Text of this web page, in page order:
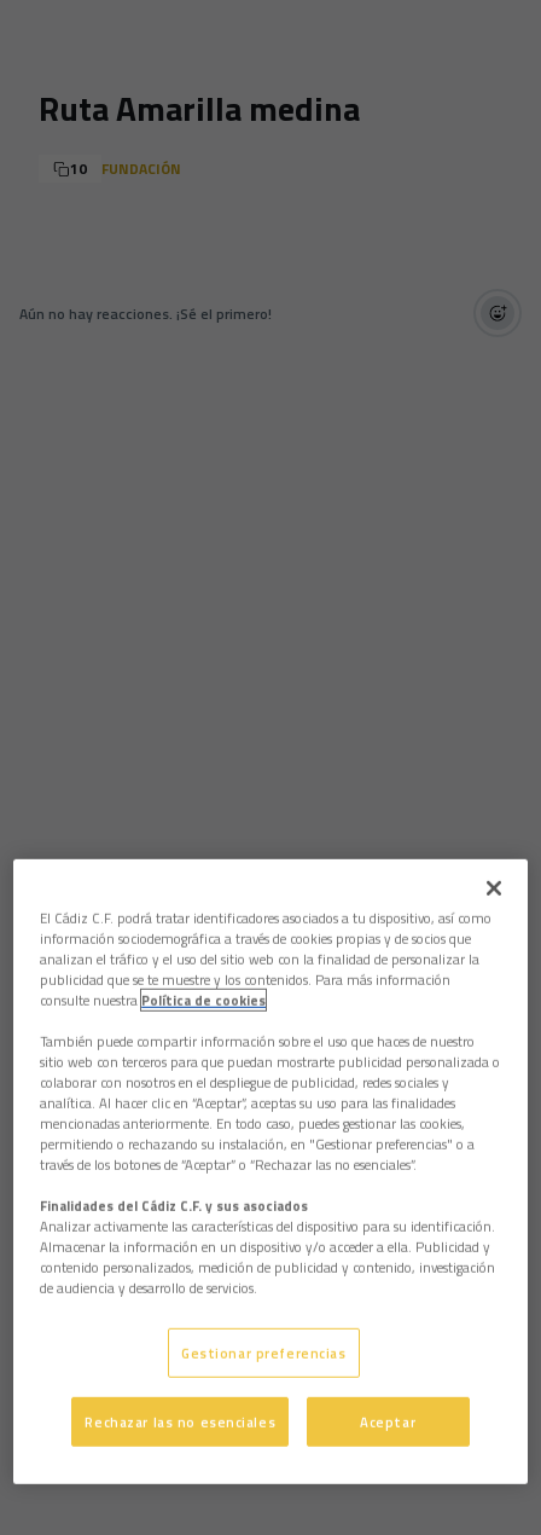
Ruta Amarilla medina
10 FUNDACIÓN
Aún no hay reacciones. ¡Sé el primero!
El Cádiz C.F. podrá tratar identificadores asociados a tu dispositivo, así como
información sociodemográfica a través de cookies propias y de socios que
analizan el tráfico y el uso del sitio web con la finalidad de personalizar la
publicidad que se te muestre y los contenidos. Para más información
consulte nuestra Política de cookies
También puede compartir información sobre el uso que haces de nuestro
sitio web con terceros para que puedan mostrarte publicidad personalizada o
colaborar con nosotros en el despliegue de publicidad, redes sociales y
analítica. Al hacer clic en “Aceptar”, aceptas su uso para las finalidades
mencionadas anteriormente. En todo caso, puedes gestionar las cookies,
permitiendo o rechazando su instalación, en "Gestionar preferencias" o a
través de los botones de “Aceptar” o “Rechazar las no esenciales”.
Finalidades del Cádiz C.F. y sus asociados
Analizar activamente las características del dispositivo para su identificación.
Almacenar la información en un dispositivo y/o acceder a ella. Publicidad y
contenido personalizados, medición de publicidad y contenido, investigación
de audiencia y desarrollo de servicios.
Gestionar preferencias
Rechazar las no esenciales Aceptar